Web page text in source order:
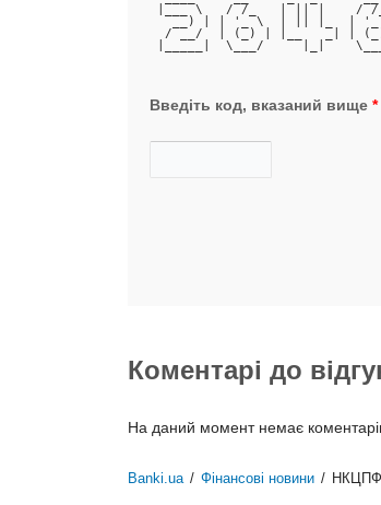
|___ \   / /_   | || |    /
__) | | '_ \  | || |_  |
/ __/  | (_) | |__   _| |
|_____|  \___/     |_|
Введіть код, вказаний вище *
Коментарі до
На даний момент немає
Banki.ua / Фінансові новини /